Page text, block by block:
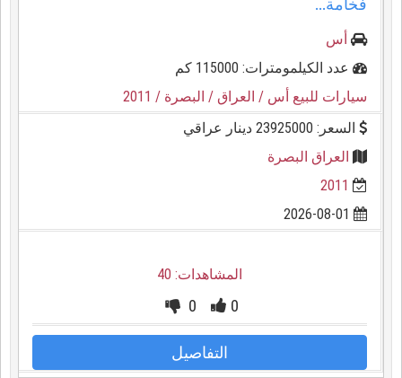
فخامة...
أس
عدد الكيلمومترات: 115000 كم
سيارات للبيع أس / العراق / البصرة / 2011
السعر: 23925000 دينار عراقي
العراق البصرة
2011
المشاهدات: 40
0
0
التفاصيل